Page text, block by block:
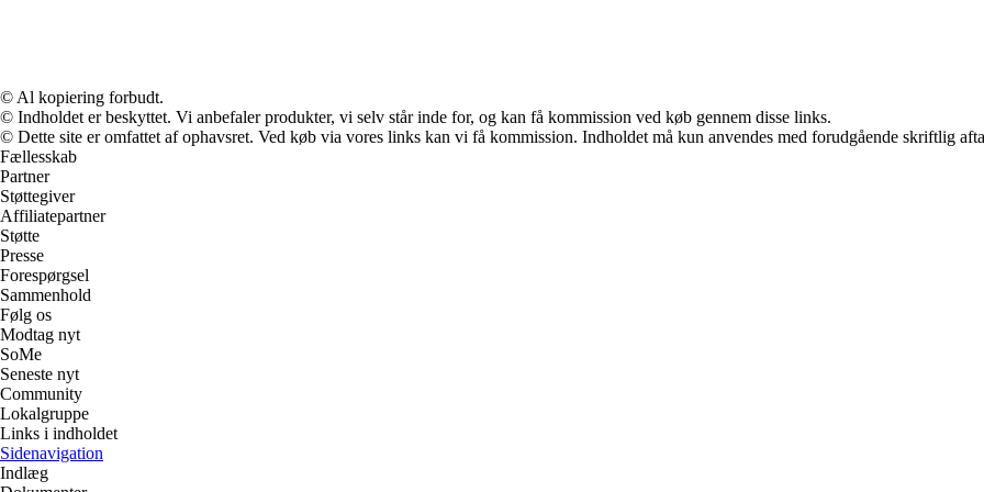
© Al kopiering forbudt.
© Indholdet er beskyttet. Vi anbefaler produkter, vi selv står inde for, og kan få kommission ved køb gennem disse links.
© Dette site er omfattet af ophavsret. Ved køb via vores links kan vi få kommission. Indholdet må kun anvendes med forudgående skriftlig
Fællesskab
Partner
Støttegiver
Affiliatepartner
Støtte
Presse
Forespørgsel
Sammenhold
Følg os
Modtag nyt
SoMe
Seneste nyt
Community
Lokalgruppe
Links i indholdet
Sidenavigation
Indlæg